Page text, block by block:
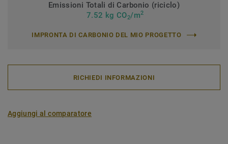
Emissioni Totali di Carbonio (riciclo)
7.52 kg CO2/m2
IMPRONTA DI CARBONIO DEL MIO PROGETTO
RICHIEDI INFORMAZIONI
Aggiungi al comparatore